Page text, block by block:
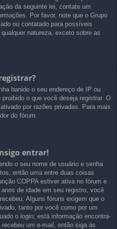
da seguinte lei, contate um
Por favor, note que o Grupo
ou contatado para possíveis
natureza, exceto sobre as
banido o seu endereço de IP ou
o que você deseja registrar. O
por razões privadas. Para mais
do fórum.
entrar!
o seu nome de usuário e senha
então uma entre duas coisas
COPPA estiver ativa no fórum e
de idade em seu registro, você
Alguns fóruns exigem que o
tanto por você como por um
o login; está informação encontra-
um e-mail, então siga às